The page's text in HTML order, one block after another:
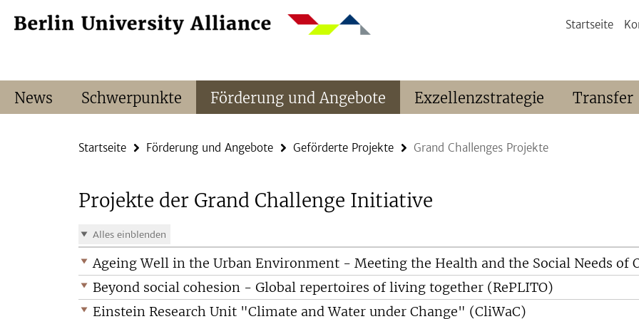
direkt
Service-
Startseite
News Schwerpunkte Förderung und Angebote Exzellenzstrategie Transfer
Startseite Förderung und Angebote Geförderte Projekte Grand Challenges Projekte
Projekte der Grand Challenge Initiative
Alles einblenden
Ageing Well in the Urban Environment - Meeting the Health and the Social Needs of
Beyond social cohesion - Global repertoires of living together (RePLITO)
Einstein Research Unit "Climate and Water under Change" (CliWaC)